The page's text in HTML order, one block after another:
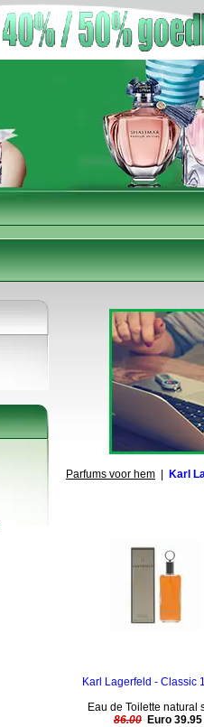
Parfums voor hem Karl
Karl Lagerfeld - Classic
Eau de Toilette natural
86.00 Euro 39.95